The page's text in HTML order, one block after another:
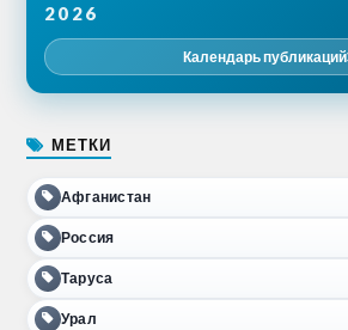
2026
Календарь публикаций
МЕТКИ
Афганистан
Россия
Таруса
Урал